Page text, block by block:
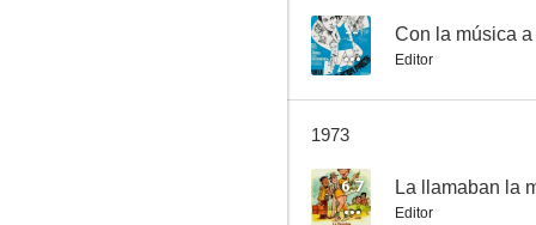
Los subdesarrollados
-- Con la música a
Editor
1973
6.7 La llamaban la
Editor